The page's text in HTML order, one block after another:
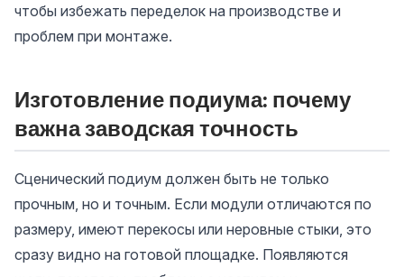
чтобы избежать переделок на производстве и
проблем при монтаже.
Изготовление подиума: почему
важна заводская точность
Сценический подиум должен быть не только
прочным, но и точным. Если модули отличаются по
размеру, имеют перекосы или неровные стыки, это
сразу видно на готовой площадке. Появляются